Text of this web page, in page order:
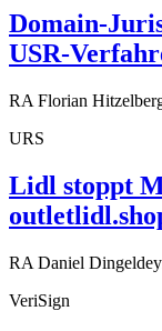
Domain-
USR-
RA Florian
URS
Lidl stoppt
RA Daniel Dingeldey
VeriSign